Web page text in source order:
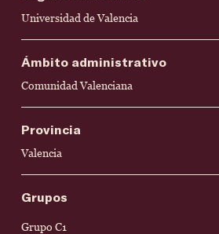
Universidad de Valencia
Ámbito administrativo
Comunidad Valenciana
Provincia
Valencia
Grupos
Grupo C1